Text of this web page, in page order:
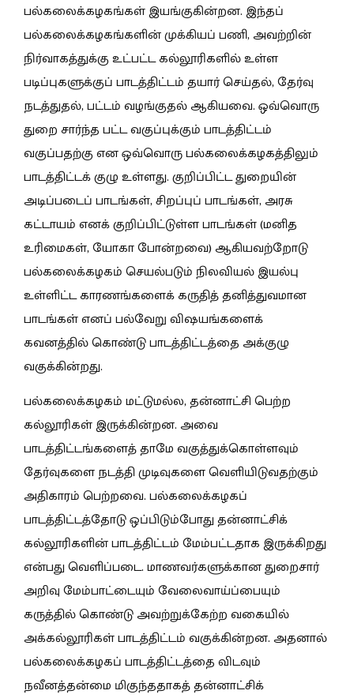
பல்கலைக்கழகங்கள் இயங்குகின்றன. இந்தப்
பல்கலைக்கழகங்களின் முக்கியப் பணி, அவற்றின்
நிர்வாகத்துக்கு உட்பட்ட கல்லூரிகளில் உள்ள
படிப்புகளுக்குப் பாடத்திட்டம் தயார் செய்தல், தேர்வு
நடத்துதல், பட்டம் வழங்குதல் ஆகியவை. ஒவ்வொரு
துறை சார்ந்த பட்ட வகுப்புக்கும் பாடத்திட்டம்
வகுப்பதற்கு என ஒவ்வொரு பல்கலைக்கழகத்திலும்
பாடத்திட்டக் குழு உள்ளது. குறிப்பிட்ட துறையின்
அடிப்படைப் பாடங்கள், சிறப்புப் பாடங்கள், அரசு
கட்டாயம் எனக் குறிப்பிட்டுள்ள பாடங்கள் (மனித
உரிமைகள், யோகா போன்றவை) ஆகியவற்றோடு
பல்கலைக்கழகம் செயல்படும் நிலவியல் இயல்பு
உள்ளிட்ட காரணங்களைக் கருதித் தனித்துவமான
பாடங்கள் எனப் பல்வேறு விஷயங்களைக்
கவனத்தில் கொண்டு பாடத்திட்டத்தை அக்குழு
வகுக்கின்றது.
பல்கலைக்கழகம் மட்டுமல்ல, தன்னாட்சி பெற்ற
கல்லூரிகள் இருக்கின்றன. அவை
பாடத்திட்டங்களைத் தாமே வகுத்துக்கொள்ளவும்
தேர்வுகளை நடத்தி முடிவுகளை வெளியிடுவதற்கும்
அதிகாரம் பெற்றவை. பல்கலைக்கழகப்
பாடத்திட்டத்தோடு ஒப்பிடும்போது தன்னாட்சிக்
கல்லூரிகளின் பாடத்திட்டம் மேம்பட்டதாக இருக்கிறது
என்பது வெளிப்படை. மாணவர்களுக்கான துறைசார்
அறிவு மேம்பாட்டையும் வேலைவாய்ப்பையும்
கருத்தில் கொண்டு அவற்றுக்கேற்ற வகையில்
அக்கல்லூரிகள் பாடத்திட்டம் வகுக்கின்றன. அதனால்
பல்கலைக்கழகப் பாடத்திட்டத்தை விடவும்
நவீனத்தன்மை மிகுந்ததாகத் தன்னாட்சிக்